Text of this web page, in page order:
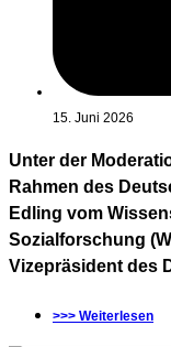
15. Juni 2026
Unter der
Rahmen des
Edling vom
Sozialforschung
Vizepräsident des
>>> Weiterlesen